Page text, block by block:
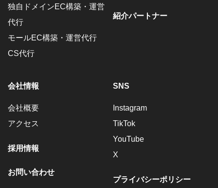
独自ドメインEC構築・運営
代行
モールEC構築・運営代行
CS代行
紹介パートナー
会社情報
会社概要
アクセス
採用情報
お問い合わせ
SNS
Instagram
TikTok
YouTube
X
プライバシーポリシー